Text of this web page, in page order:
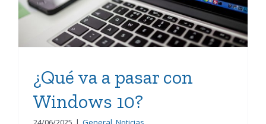
¿Qué va a pasar con
Windows 10?